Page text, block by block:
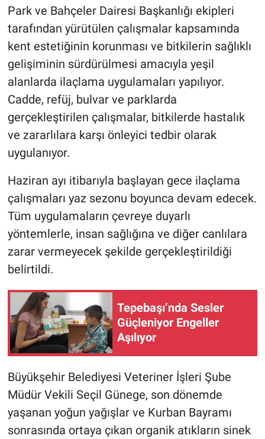
Park ve Bahçeler Dairesi Başkanlığı ekipleri
tarafından yürütülen çalışmalar kapsamında
kent estetiğinin korunması ve bitkilerin sağlıklı
gelişiminin sürdürülmesi amacıyla yeşil
alanlarda ilaçlama uygulamaları yapılıyor.
Cadde, refüj, bulvar ve parklarda
gerçekleştirilen çalışmalar, bitkilerde hastalık
ve zararlılara karşı önleyici tedbir olarak
uygulanıyor.
Haziran ayı itibarıyla başlayan gece ilaçlama
çalışmaları yaz sezonu boyunca devam edecek.
Tüm uygulamaların çevreye duyarlı
yöntemlerle, insan sağlığına ve diğer canlılara
zarar vermeyecek şekilde gerçekleştirildiği
belirtildi.
Tepebaşı’nda Sesler
Güçleniyor Engeller
Aşılıyor
Büyükşehir Belediyesi Veteriner İşleri Şube
Müdür Vekili Seçil Günege, son dönemde
yaşanan yoğun yağışlar ve Kurban Bayramı
sonrasında ortaya çıkan organik atıkların sinek